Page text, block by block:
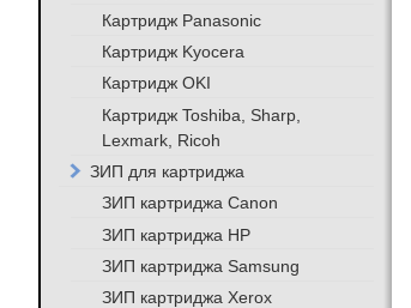
Картридж Panasonic
Картридж Kyocera
Картридж OKI
Картридж Toshiba, Sharp,
Lexmark, Ricoh
ЗИП для картриджа
ЗИП картриджа Canon
ЗИП картриджа HP
ЗИП картриджа Samsung
ЗИП картриджа Xerox